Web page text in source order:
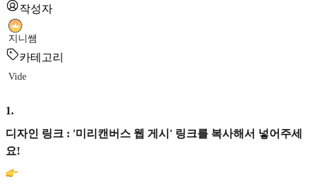
작성자
지니쌤
카테고리
Vide
1.
디자인 링크 : '미리캔버스 웹 게시' 링크를 복사해서 넣어주세
요!